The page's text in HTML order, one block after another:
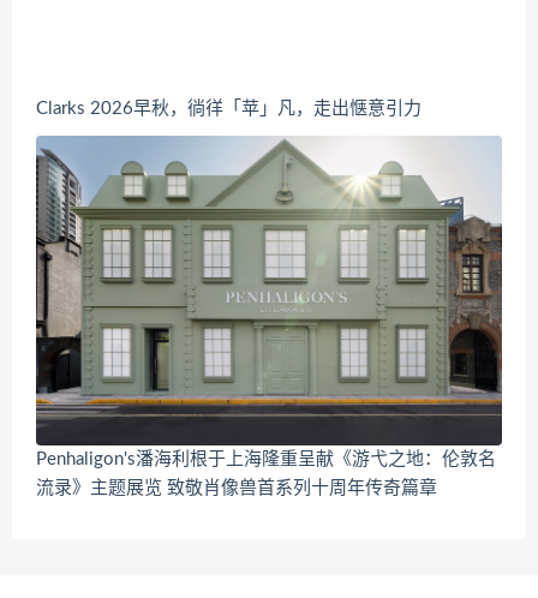
Clarks 2026早秋，徜徉「苹」凡，走出惬意引力
Penhaligon's潘海利根于上海隆重呈献《游弋之地：伦敦名
流录》主题展览 致敬肖像兽首系列十周年传奇篇章